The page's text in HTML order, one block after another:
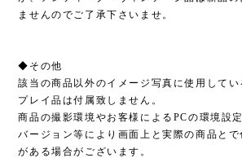
ませんのでご了承下さいませ。
◆その他
該当の商品以外のイメージ写真に使用して
プレイ品は付属致しません。
商品の撮影環境やお客様によるPCの環境設
バージョン等により画面上と実際の商品と
がある場合がございます。